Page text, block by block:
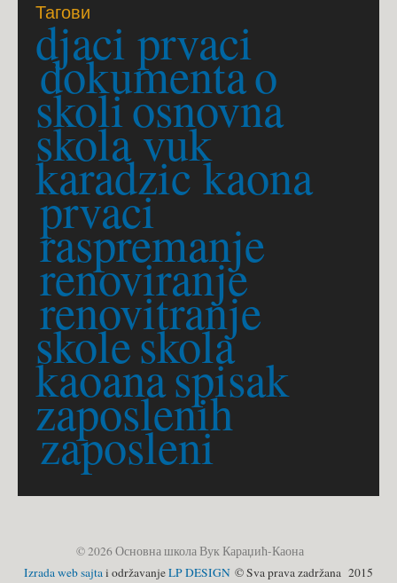
Тагови
djaci prvaci
dokumentao
skoliosnovna
skola vuk
karadzic kaona
prvaci
raspremanje
renoviranje
renovitranje
skoleskola
kaoanaspisak
zaposlenih
zaposleni
© 2026 Основна школа Вук Караџић-Каона
Izrada web sajtai održavanjeLP DESIGN © Sva prava zadržana 2015